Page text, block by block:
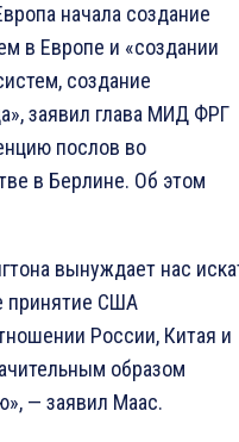
начала создание
в Европе и «создании
создание
заявил глава МИД ФРГ
послов во
в Берлине. Об этом
вынуждает нас
принятие США
России, Китая и
образом
— заявил Маас.